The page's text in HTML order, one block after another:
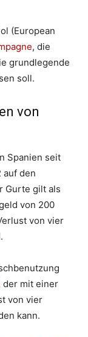
(European
, die
grundlegende
soll.
von
Spanien seit
auf den
Gurte gilt als
von 200
von vier
der mit einer
von vier
kann.